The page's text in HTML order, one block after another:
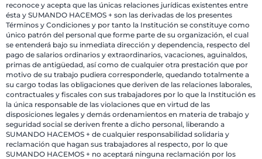
reconoce y acepta que las únicas relaciones jurídicas existentes entre
ésta y SUMANDO HACEMOS + son las derivadas de los presentes
Términos y Condiciones y por tanto la Institución se constituye como
único patrón del personal que forme parte de su organización, el cual
se entenderá bajo su inmediata dirección y dependencia, respecto del
pago de salarios ordinarios y extraordinarios, vacaciones, aguinaldos,
primas de antigüedad, así como de cualquier otra prestación que por
motivo de su trabajo pudiera corresponderle, quedando totalmente a
su cargo todas las obligaciones que deriven de las relaciones laborales,
contractuales y fiscales con sus trabajadores por lo que la Institución es
la única responsable de las violaciones que en virtud de las
disposiciones legales y demás ordenamientos en materia de trabajo y
seguridad social se deriven frente a dicho personal, liberando a
SUMANDO HACEMOS + de cualquier responsabilidad solidaria y
reclamación que hagan sus trabajadores al respecto, por lo que
SUMANDO HACEMOS + no aceptará ninguna reclamación por los